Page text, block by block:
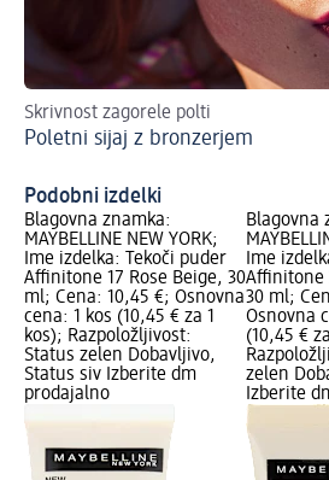
Skrivnost zagorele polti
Poletni sijaj z bronzerjem
Podobni izdelki
Blagovna znamka:
MAYBELLINE NEW YORK;
Ime izdelka: Tekoči puder
Affinitone 17 Rose Beige, 30
ml; Cena: 10,45 €; Osnovna
cena: 1 kos (10,45 € za 1
kos); Razpoložljivost:
Status zelen Dobavljivo,
Status siv Izberite dm
prodajalno
Blagovna
Ime
Affinitone
30 ml;
Osnovna
(10,45 €
zelen
Izberite